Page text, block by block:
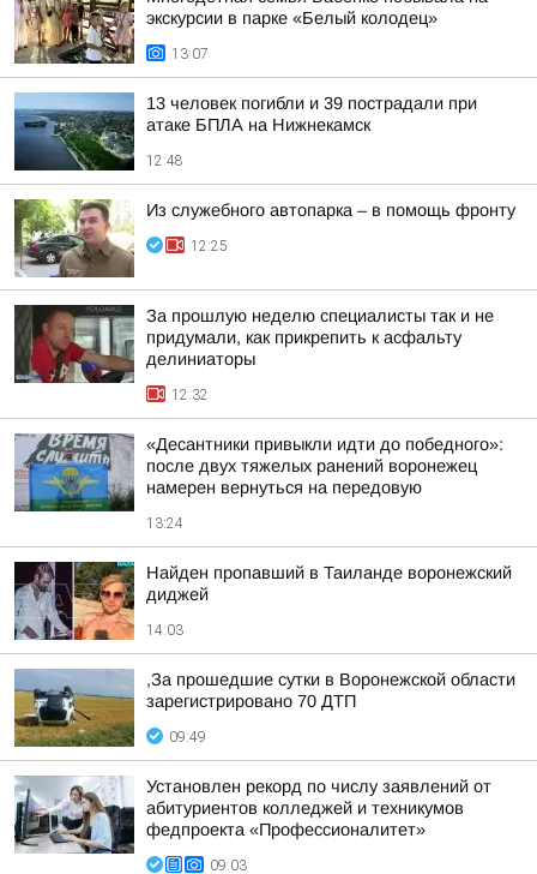
экскурсии в парке «Белый колодец»
13:07
13 человек погибли и 39 пострадали при
атаке БПЛА на Нижнекамск
12:48
Из служебного автопарка – в помощь фронту
12:25
За прошлую неделю специалисты так и не
придумали, как прикрепить к асфальту
делиниаторы
12:32
«Десантники привыкли идти до победного»:
после двух тяжелых ранений воронежец
намерен вернуться на передовую
13:24
Найден пропавший в Таиланде воронежский
диджей
14:03
,За прошедшие сутки в Воронежской области
зарегистрировано 70 ДТП
09:49
Установлен рекорд по числу заявлений от
абитуриентов колледжей и техникумов
федпроекта «Профессионалитет»
09:03